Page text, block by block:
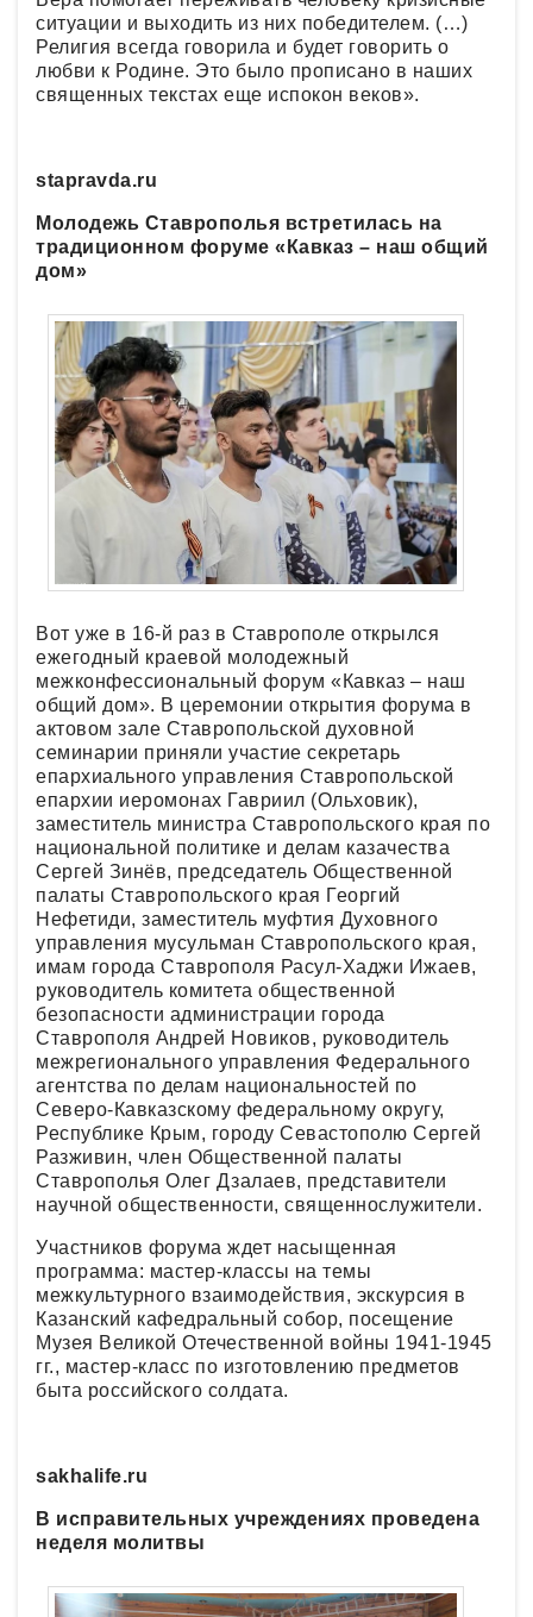
ситуации и выходить из них победителем. (…)
Религия всегда говорила и будет говорить о
любви к Родине. Это было прописано в наших
священных текстах еще испокон веков».
stapravda.ru
Молодежь Ставрополья встретилась на
традиционном форуме «Кавказ – наш общий
дом»
Вот уже в 16-й раз в Ставрополе открылся
ежегодный краевой молодежный
межконфессиональный форум «Кавказ – наш
общий дом». В церемонии открытия форума в
актовом зале Ставропольской духовной
семинарии приняли участие секретарь
епархиального управления Ставропольской
епархии иеромонах Гавриил (Ольховик),
заместитель министра Ставропольского края по
национальной политике и делам казачества
Сергей Зинёв, председатель Общественной
палаты Ставропольского края Георгий
Нефетиди, заместитель муфтия Духовного
управления мусульман Ставропольского края,
имам города Ставрополя Расул-Хаджи Ижаев,
руководитель комитета общественной
безопасности администрации города
Ставрополя Андрей Новиков, руководитель
межрегионального управления Федерального
агентства по делам национальностей по
Северо-Кавказскому федеральному округу,
Республике Крым, городу Севастополю Сергей
Разживин, член Общественной палаты
Ставрополья Олег Дзалаев, представители
научной общественности, священнослужители.
Участников форума ждет насыщенная
программа: мастер-классы на темы
межкультурного взаимодействия, экскурсия в
Казанский кафедральный собор, посещение
Музея Великой Отечественной войны 1941-1945
гг., мастер-класс по изготовлению предметов
быта российского солдата.
sakhalife.ru
В исправительных учреждениях проведена
неделя молитвы